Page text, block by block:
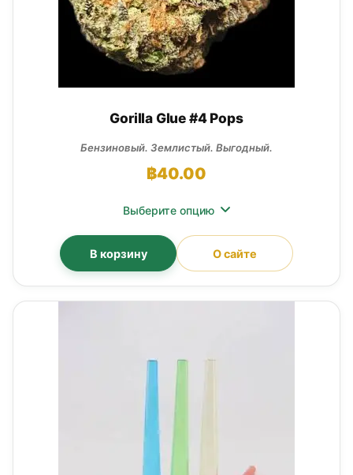
Gorilla Glue #4 Pops
Бензиновый. Землистый. Выгодный.
฿40.00
Выберите опцию
В корзину О сайте